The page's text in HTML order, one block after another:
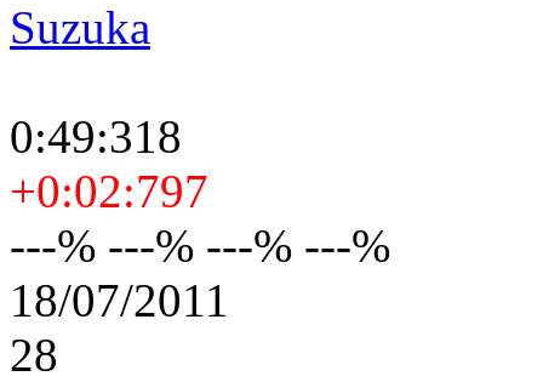
Suzuka
0:49:318
+0:02:797
---% ---% ---% ---%
18/07/2011
28